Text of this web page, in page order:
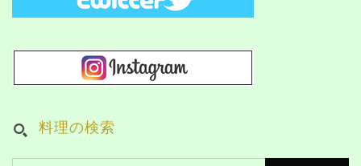
料理の検索